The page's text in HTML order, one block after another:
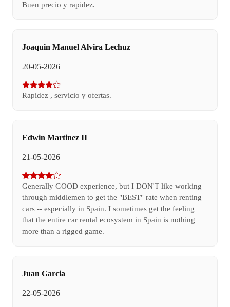
Buen precio y rapidez.
Joaquin Manuel Alvira Lechuz
20-05-2026
Rapidez , servicio y ofertas.
Edwin Martinez II
21-05-2026
Generally GOOD experience, but I DON'T like working
through middlemen to get the "BEST" rate when renting
cars -- especially in Spain. I sometimes get the feeling
that the entire car rental ecosystem in Spain is nothing
more than a rigged game.
Juan Garcia
22-05-2026